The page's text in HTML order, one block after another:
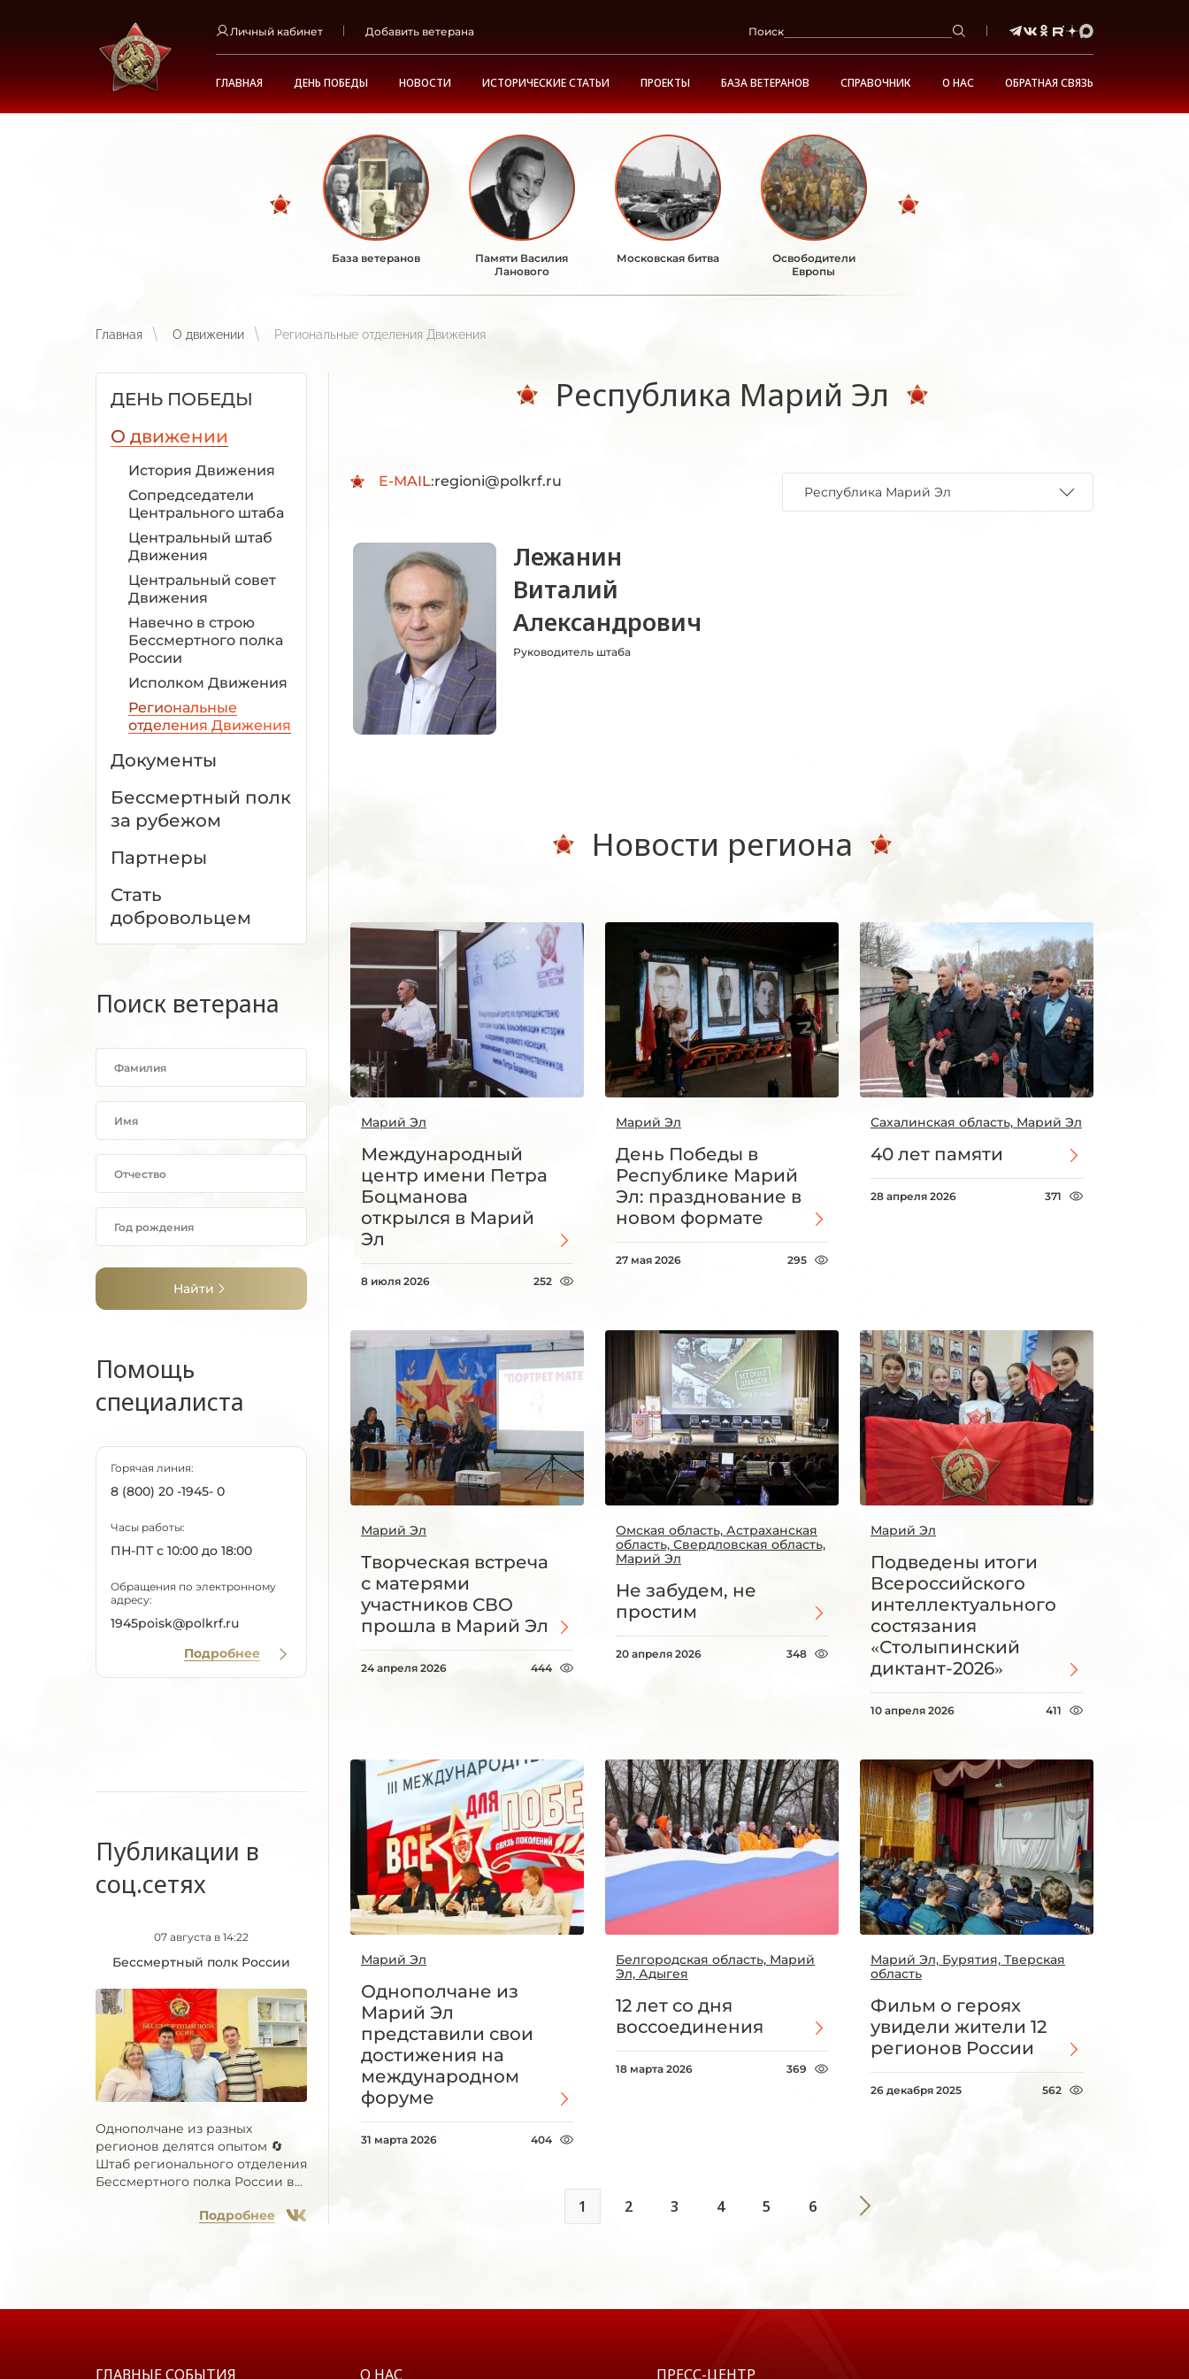
Личный кабинет Добавить ветерана Поиск
ГЛАВНАЯ ДЕНЬ ПОБЕДЫ НОВОСТИ ИСТОРИЧЕСКИЕ СТАТЬИ ПРОЕКТЫ БАЗА ВЕТЕРАНОВ СПРАВОЧНИК О НАС ОБРАТНАЯ СВЯЗЬ
База ветеранов
Памяти Василия
Ланового
Московская битва
Освободители
Европы
Главная О движении Региональные отделения Движения
ДЕНЬ ПОБЕДЫ
О движении
История Движения
Сопредседатели
Центрального штаба
Центральный штаб
Движения
Центральный совет
Движения
Навечно в строю
Бессмертного полка
России
Исполком Движения
Региональные
отделения Движения
Документы
Бессмертный полк
за рубежом
Партнеры
Стать
добровольцем
Поиск ветерана
Найти
Помощь
специалиста
Горячая линия:
8 (800) 20 -1945- 0
Часы работы:
ПН-ПТ с 10:00 до 18:00
Обращения по электронному
адресу:
1945poisk@polkrf.ru
Подробнее
Публикации в
соц.сетях
07 августа в 14:22
Бессмертный полк России
Однополчане из разных
регионов делятся опытом 🔄
Штаб регионального отделения
Бессмертного полка России в...
Подробнее
Республика Марий Эл
E-MAIL:regioni@polkrf.ru
Республика Марий Эл
Лежанин
Виталий
Александрович
Руководитель штаба
Новости региона
Марий Эл
Международный
центр имени Петра
Боцманова
открылся в Марий
Эл
8 июля 2026 252
Марий Эл
День Победы в
Республике Марий
Эл: празднование в
новом формате
27 мая 2026 295
Сахалинская область, Марий Эл
40 лет памяти
28 апреля 2026 371
Марий Эл
Творческая встреча
с матерями
участников СВО
прошла в Марий Эл
24 апреля 2026 444
Омская область, Астраханская
область, Свердловская область,
Марий Эл
Не забудем, не
простим
20 апреля 2026 348
Марий Эл
Подведены итоги
Всероссийского
интеллектуального
состязания
«Столыпинский
диктант-2026»
10 апреля 2026 411
Марий Эл
Однополчане из
Марий Эл
представили свои
достижения на
международном
форуме
31 марта 2026 404
Белгородская область, Марий
Эл, Адыгея
12 лет со дня
воссоединения
18 марта 2026 369
Марий Эл, Бурятия, Тверская
область
Фильм о героях
увидели жители 12
регионов России
26 декабря 2025 562
1 2 3 4 5 6
ГЛАВНЫЕ СОБЫТИЯ О НАС ПРЕСС-ЦЕНТР